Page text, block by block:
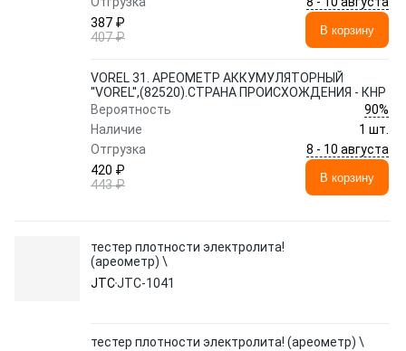
387 ₽
407 ₽
В корзину
VOREL 31. АРЕОМЕТР АККУМУЛЯТОРНЫЙ
''VOREL'',(82520).СТРАНА ПРОИСХОЖДЕНИЯ - КНР
Вероятность
90%
Наличие
1 шт.
Отгрузка
8 - 10 августа
420 ₽
443 ₽
В корзину
тестер плотности электролита!
(ареометр) \
JTCJTC-1041
тестер плотности электролита! (ареометр) \